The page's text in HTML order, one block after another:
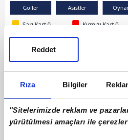
Rıza Bilgiler
"Sitelerimizde reklam ve
yürütülmesi amaçları ile çerezler
Reddet
Goller Asistler
Sarı Kart 0 Kırmızı Kart 0